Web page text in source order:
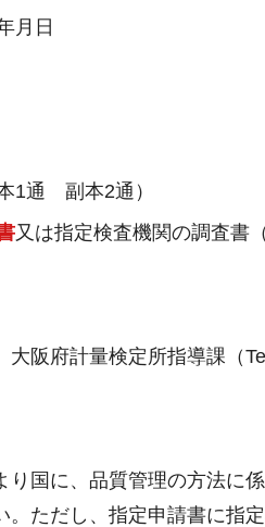
月日
1通 副本2通）
又は指定検査機関の調査書
阪府計量検定所指導課（
り国に、品質管理の方法に
ただし、指定申請書に指